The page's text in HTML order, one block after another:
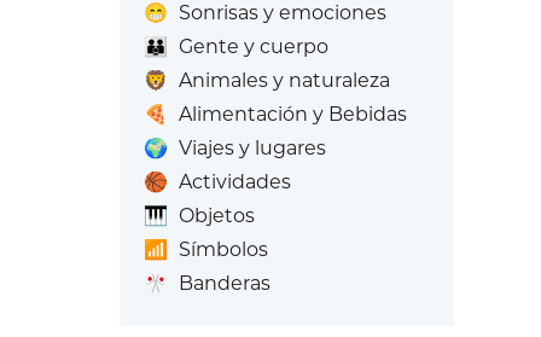
😁 Sonrisas y emociones
👪
Gente y cuerpo
🦁 Animales y naturaleza
🍕
Alimentación y Bebidas
🌍 Viajes y lugares
🏀 Actividades
🎹 Objetos
📶
Símbolos
🎌 Banderas